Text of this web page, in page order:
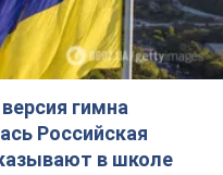
гимна
Российская
в школе